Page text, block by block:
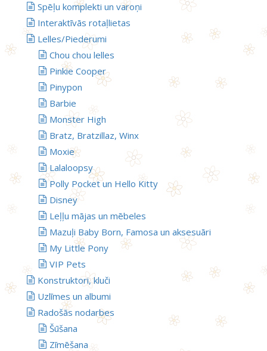
Spēļu komplekti un varoņi
Interaktīvās rotaļlietas
Lelles/Piederumi
Chou chou lelles
Pinkie Cooper
Pinypon
Barbie
Monster High
Bratz, Bratzillaz, Winx
Moxie
Lalaloopsy
Polly Pocket un Hello Kitty
Disney
Leļļu mājas un mēbeles
Mazuļi Baby Born, Famosa un aksesuāri
My Little Pony
VIP Pets
Konstruktori, kluči
Uzlīmes un albumi
Radošās nodarbes
Šūšana
Zīmēšana